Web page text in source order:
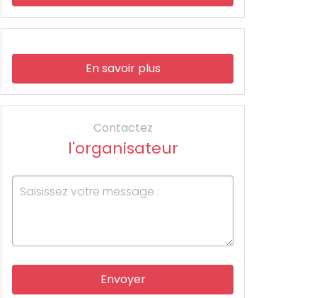
En savoir plus
Contactez
l'organisateur
Envoyer